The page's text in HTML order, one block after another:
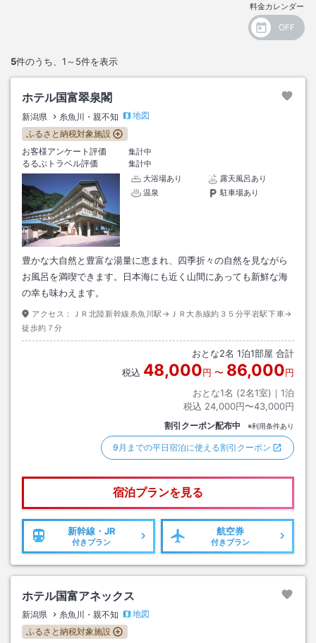
料金カレンダー
5件のうち、 1～5件を表示
ホテル国富翠泉閣
新潟県 糸魚川・親不知
地図
ふるさと納税対象施設
お客様アンケート評価
集計中
るるぶトラベル評価
集計中
大浴場あり
露天風呂あり
温泉
駐車場あり
豊かな大自然と豊富な湯量に恵まれ、四季折々の自然を見ながら
お風呂を満喫できます。日本海にも近く山間にあっても新鮮な海
の幸も味わえます。
アクセス：
ＪＲ北陸新幹線糸魚川駅→ＪＲ大糸線約３５分平岩駅下車→
徒歩約７分
おとな2名 1泊1部屋 合計
税込 48,000円 〜 86,000円
おとな1名 (2名1室)｜ 1泊
税込 24,000円〜43,000円
割引クーポン配布中 ※利用条件あり
9月までの平日宿泊に使える割引クーポン
宿泊プランを見る
新幹線・JR
付きプラン
航空券
付きプラン
ホテル国富アネックス
新潟県 糸魚川・親不知
地図
ふるさと納税対象施設